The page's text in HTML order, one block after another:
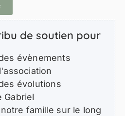
de soutien pour
évènements
évolutions
Gabriel
famille sur le long